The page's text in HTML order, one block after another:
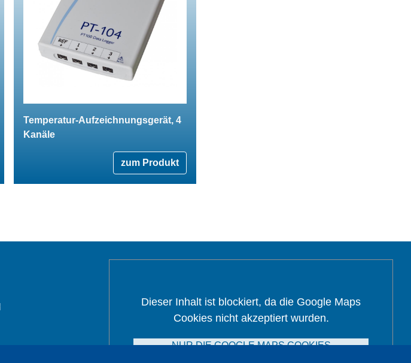
Temperatur-Aufzeichnungsgerät, 4
Kanäle
zum Produkt
Dieser Inhalt ist blockiert, da die Google Maps
Cookies nicht akzeptiert wurden.
NUR DIE GOOGLE MAPS COOKIES